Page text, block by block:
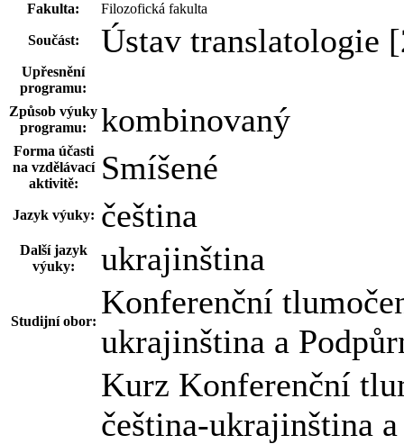
Fakulta:
Filozofická fakulta
Součást: Ústav translatologie
Upřesnění
programu:
Způsob výuky
programu:
kombinovaný
Forma účasti
na vzdělávací
aktivitě:
Smíšené
Jazyk výuky: čeština
Další jazyk
výuky:
ukrajinština
Studijní obor:
Konferenční
ukrajinština a
Kurz Konferenční
čeština-ukrajinština